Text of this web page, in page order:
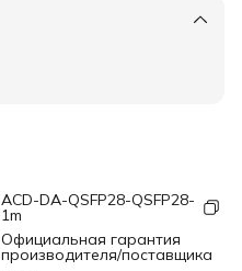
ACD-DA-QSFP28-QSFP28-
1m
Официальная гарантия
производителя/поставщика